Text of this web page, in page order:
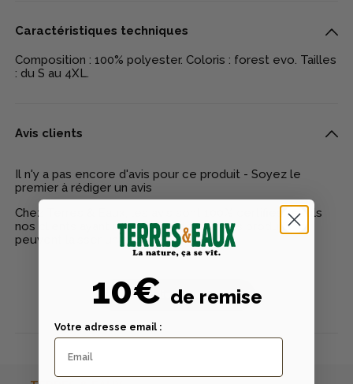
Caractéristiques techniques
Composition : 100% polyester. Coloris : forest evo. Tailles
: du S au 4XL.
Avis clients
Il n'y a pas encore d'avis pour ce produit - Soyez le
premier à rédiger un avis
Chez Terres & Eaux, les avis sont 100% certifiés : seuls
nos clients ayant réellement acheté nos produits
peuvent laisser un avis
Publier un avis
10€ de remise
Votre adresse email :